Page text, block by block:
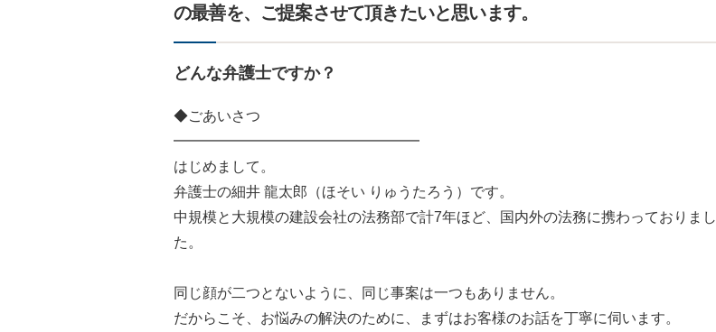
の最善を、ご提案させて頂きたいと思います。
どんな弁護士ですか？
◆ごあいさつ
━━━━━━━━━━━━━━━━━
はじめまして。
弁護士の細井 龍太郎（ほそい りゅうたろう）です。
中規模と大規模の建設会社の法務部で計7年ほど、国内外の法務に携わっておりまし
た。
同じ顔が二つとないように、同じ事案は一つもありません。
だからこそ、お悩みの解決のために、まずはお客様のお話を丁寧に伺います。